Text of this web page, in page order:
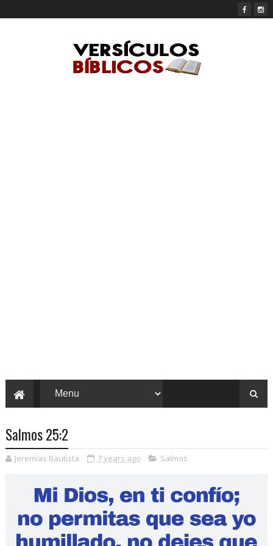
Salmos 25:2
Jeremías Bautista 7 years ago Salmos